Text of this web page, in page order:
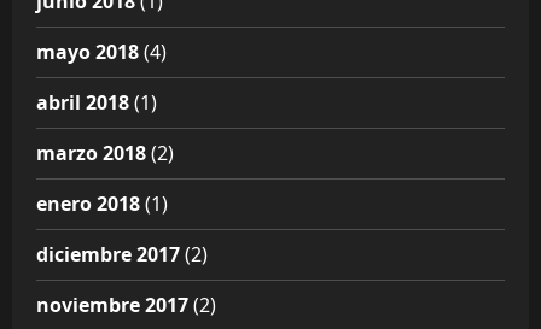
mayo 2018(4)
abril 2018(1)
marzo 2018(2)
enero 2018(1)
diciembre 2017(2)
noviembre 2017(2)